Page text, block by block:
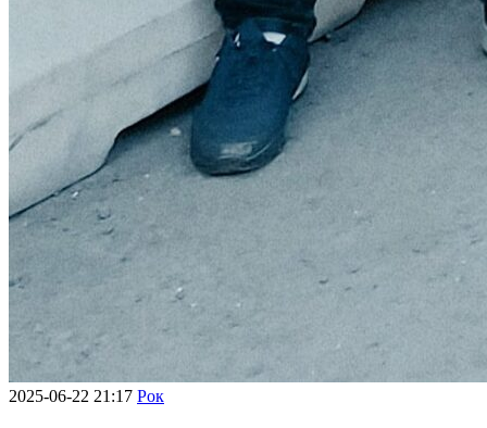
2025-06-22 21:17 Рок